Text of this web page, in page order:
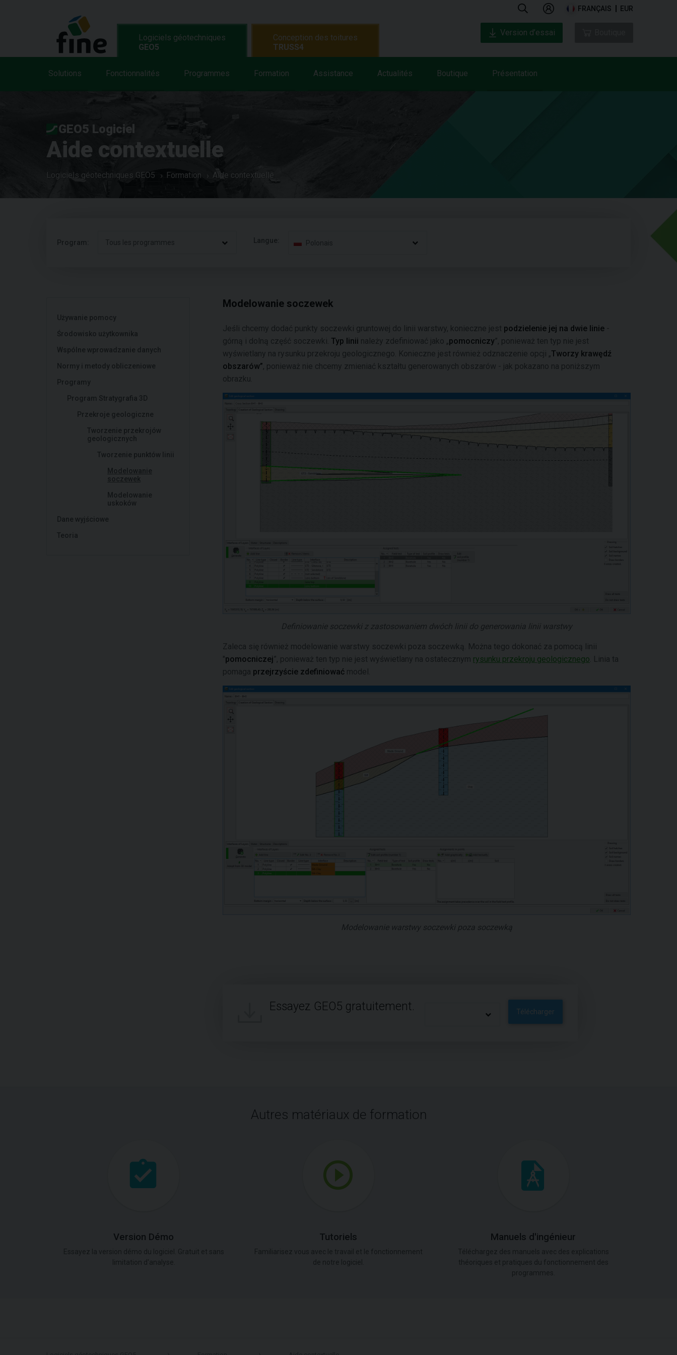
FRANÇAIS EUR
Logiciels géotechniques
GEO5
Solutions Fonctionnalités Programmes Formation Assistance Actualités Boutique Présentation
Conception des toitures
TRUSS4
Version d’essai
GEO5 Logiciel
Aide contextuelle
Logiciels géotechniques GEO5 Formation Aide contextuelle
Program: Tous les programmes Langue: Polonais
Używanie pomocy
Środowisko użytkownika
Wspólne wprowadzanie danych
Normy i metody obliczeniowe
Programy
Program Stratygrafia 3D
Przekroje geologiczne
Tworzenie przekrojów
geologicznych
Tworzenie punktów linii
Modelowanie
soczewek
Modelowanie
uskoków
Dane wyjściowe
Teoria
Modelowanie soczewek
Jeśli chcemy dodać punkty soczewki gruntowej do linii warstwy, konieczne jest podzielenie jej na dwie linie -
górną i dolną część soczewki. Typ linii należy zdefiniować jako „pomocniczy”, ponieważ ten typ nie jest
wyświetlany na rysunku przekroju geologicznego. Konieczne jest również odznaczenie opcji „Tworzy krawędź
obszarów”, ponieważ nie chcemy zmieniać kształtu generowanych obszarów - jak pokazano na poniższym
obrazku.
Definiowanie soczewki z zastosowaniem dwóch linii do generowania linii warstwy
Zaleca się również modelowanie warstwy soczewki poza soczewką. Można tego dokonać za pomocą linii
"pomocniczej”, ponieważ ten typ nie jest wyświetlany na ostatecznym rysunku przekroju geologicznego . Linia ta
pomaga przejrzyście zdefiniować model.
Modelowanie warstwy soczewki poza soczewką
Essayez GEO5 gratuitement. Télécharger
Autres matériaux de formation
Version Démo Tutoriels Manuels d'ingénieur